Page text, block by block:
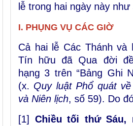
lễ trong hai ngày này như
I. PHỤNG VỤ CÁC GIỜ
Cả hai lễ Các Thánh và
Tín hữu đã Qua đời
hạng 3 trên “Bảng Ghi
(x. Quy luật Phổ quát
và Niên lịch, số 59). Do
[1] Chiều tối thứ Sáu,